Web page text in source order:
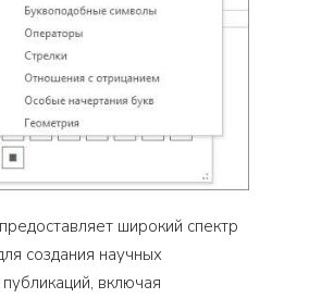
широкий спектр
создания научных
включая